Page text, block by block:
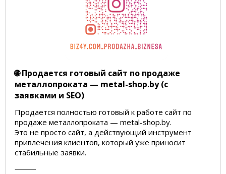
🌐 Продается готовый сайт по продаже
металлопроката — metal-shop.by (с
заявками и SEO)
Продается полностью готовый к работе сайт по
продаже металлопроката — metal-shop.by.
Это не просто сайт, а действующий инструмент
привлечения клиентов, который уже приносит
стабильные заявки.
⸻